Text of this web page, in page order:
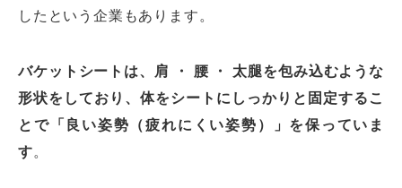
したという企業もあります。
バケットシートは、肩 ・ 腰 ・ 太腿を包み込むような
形状をしており、体をシートにしっかりと固定するこ
とで「良い姿勢（疲れにくい姿勢）」を保っていま
す。